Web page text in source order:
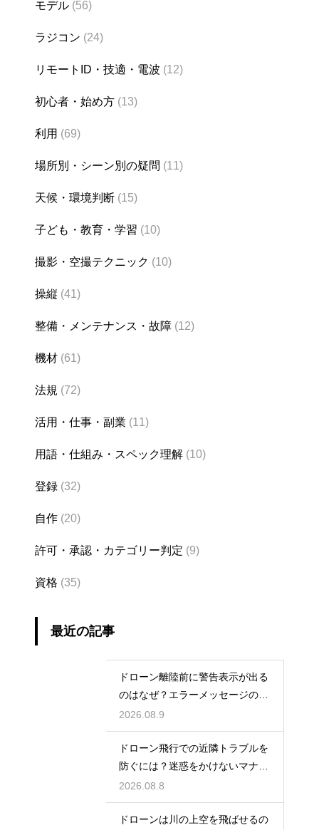
モデル (56)
ラジコン (24)
リモートID・技適・電波 (12)
初心者・始め方 (13)
利用 (69)
場所別・シーン別の疑問 (11)
天候・環境判断 (15)
子ども・教育・学習 (10)
撮影・空撮テクニック (10)
操縦 (41)
整備・メンテナンス・故障 (12)
機材 (61)
法規 (72)
活用・仕事・副業 (11)
用語・仕組み・スペック理解 (10)
登録 (32)
自作 (20)
許可・承認・カテゴリー判定 (9)
資格 (35)
最近の記事
ドローン離陸前に警告表示が出る
のはなぜ？エラーメッセージの原
因と対処法
2026.08.9
ドローン飛行での近隣トラブルを
防ぐには？迷惑をかけないマナー
と対策
2026.08.8
ドローンは川の上空を飛ばせるの